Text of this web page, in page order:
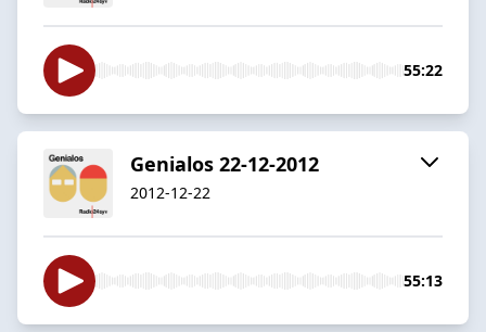
55:22
Genialos 22-12-2012
2012-12-22
55:13